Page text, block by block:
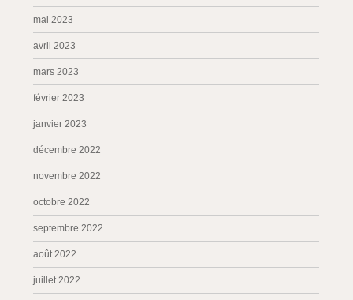
mai 2023
avril 2023
mars 2023
février 2023
janvier 2023
décembre 2022
novembre 2022
octobre 2022
septembre 2022
août 2022
juillet 2022